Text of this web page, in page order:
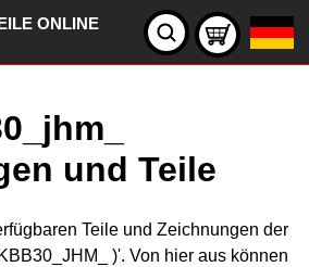
ONLINE
und Teile
Teile und Zeichnungen der
)'. Von hier aus können